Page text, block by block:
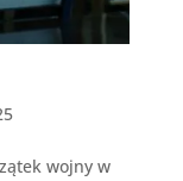
wojny w